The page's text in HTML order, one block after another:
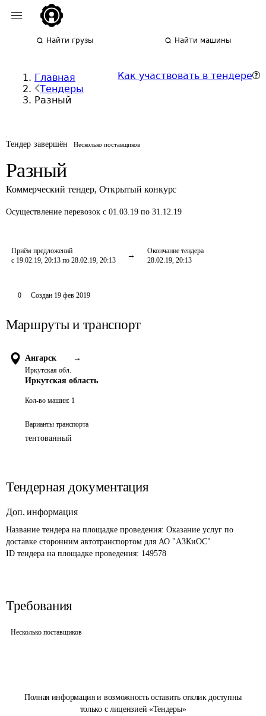
Найти грузы Найти машины
Главная
Тендеры
Разный
Как участвовать в тендере
Тендер завершён Несколько поставщиков
Разный
Коммерческий тендер, Открытый конкурс
Осуществление перевозок с 01.03.19 по 31.12.19
Приём предложений
с 19.02.19, 20:13 по 28.02.19, 20:13
Окончание тендера
28.02.19, 20:13
Полная информация и возможность оставить отклик доступны
только с лицензией «Тендеры»
0 Создан 19 фев 2019
Маршруты и транспорт
Ангарск →
Иркутская обл.
Иркутская область
Кол-во машин: 1
Варианты транспорта
тентованный
Тендерная документация
Доп. информация
Название тендера на площадке проведения: Оказание услуг по
доставке сторонним автотранспортом для АО "АЗКиОС"
ID тендера на площадке проведения: 149578
Требования
Несколько поставщиков